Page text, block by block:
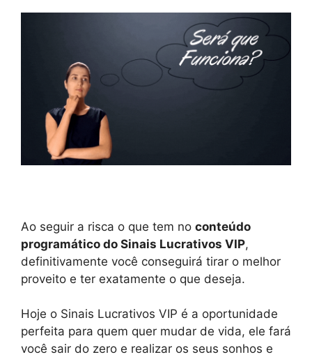
Ao seguir a risca o que tem no conteúdo
programático do Sinais Lucrativos VIP,
definitivamente você conseguirá tirar o melhor
proveito e ter exatamente o que deseja.
Hoje o Sinais Lucrativos VIP é a oportunidade
perfeita para quem quer mudar de vida, ele fará
você sair do zero e realizar os seus sonhos e